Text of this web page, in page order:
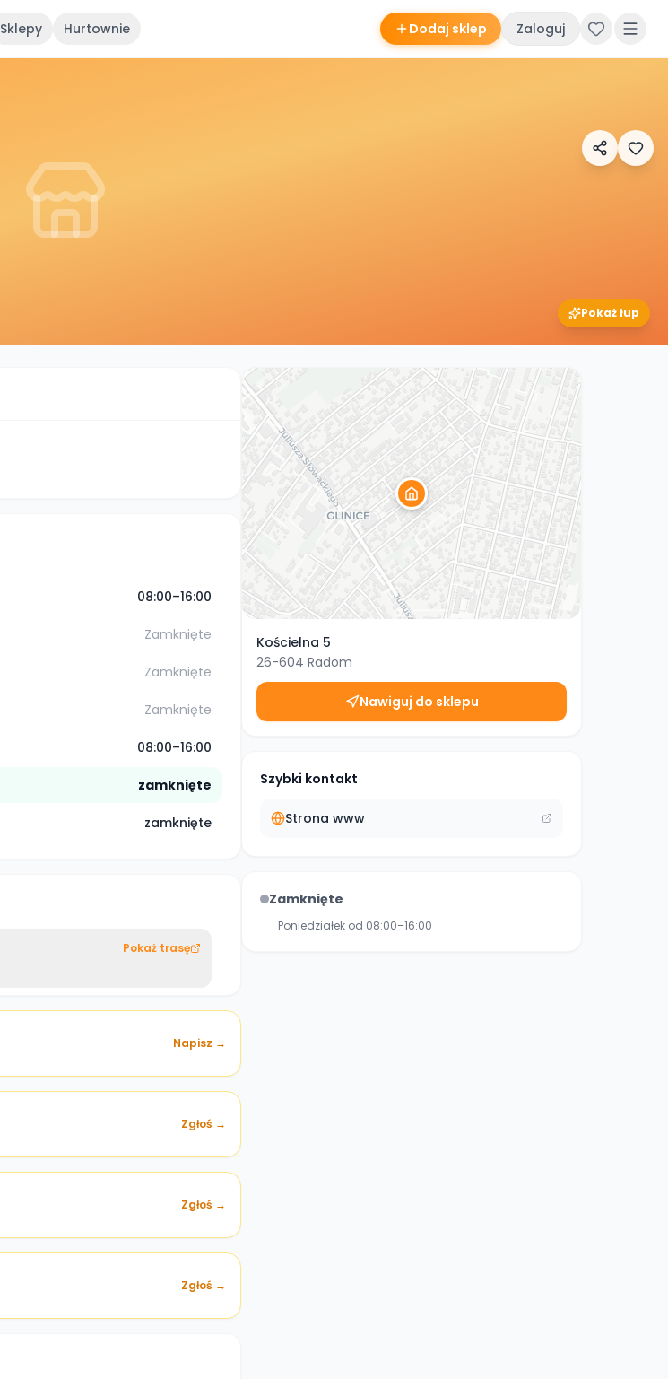
Sklepy Hurtownie Dodaj sklep Zaloguj
Pokaż łup
08:00–16:00
Zamknięte
Zamknięte
Zamknięte
08:00–16:00
zamknięte
zamknięte
Pokaż trasę
Napisz →
Zgłoś →
Zgłoś →
Zgłoś →
Kościelna 5
26-604 Radom
Nawiguj do sklepu
Szybki kontakt
Strona www
Zamknięte
Poniedziałek od 08:00–16:00